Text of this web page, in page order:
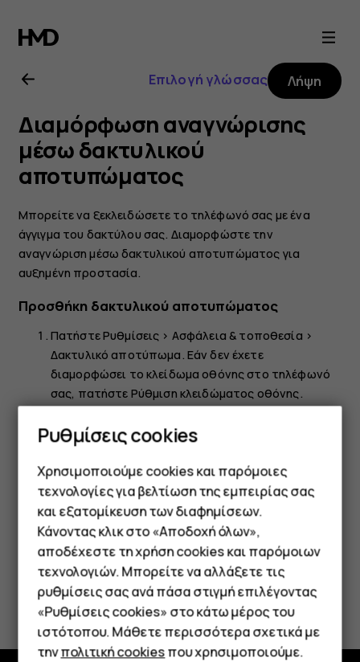
Οδηγίες
χρήσης
Nokia
8.1
Smartphone
Τηλέφωνα απλής χρήσης
Tablet
Επιλογή γλώσσας Λήψη
Διαμόρφωση αναγνώρισης
μέσω δακτυλικού
αποτυπώματος
Μπορείτε να ξεκλειδώσετε το τηλέφωνό σας με ένα
άγγιγμα του δακτύλου σας. Διαμορφώστε την
αναγνώριση μέσω δακτυλικού αποτυπώματος για
αυξημένη προστασία.
Προσθήκη δακτυλικού αποτυπώματος
ΠατήστεΡυθμίσεις > Ασφάλεια & τοποθεσία >
Δακτυλικό αποτύπωμα. Εάν δεν έχετε
διαμορφώσει το κλείδωμα οθόνης στο τηλέφωνό
σας, πατήστε Ρύθμιση κλειδώματος οθόνης.
θέλετε να χρησιμοποιείτε για το κλείδωμα της
εμφανίζονται στο τηλέφωνό σας.
Το βρήκατε χρήσιμο;
Ναι Όχι
Ρυθμίσεις cookies
Χρησιμοποιούμε cookies και παρόμοιες
τεχνολογίες για βελτίωση της εμπειρίας σας
και εξατομίκευση των διαφημίσεων.
Κάνοντας κλικ στο «Αποδοχή όλων»,
αποδέχεστε τη χρήση cookies και παρόμοιων
τεχνολογιών. Μπορείτε να αλλάξετε τις
ρυθμίσεις σας ανά πάσα στιγμή επιλέγοντας
«Ρυθμίσεις cookies» στο κάτω μέρος του
ιστότοπου. Μάθετε περισσότερα σχετικά με
τηνπολιτική cookiesπου χρησιμοποιούμε.